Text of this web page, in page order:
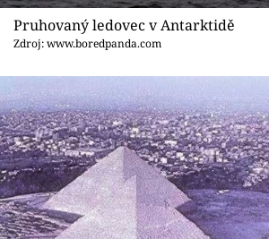
Pruhovaný ledovec v Antarktidě
Zdroj: www.boredpanda.com